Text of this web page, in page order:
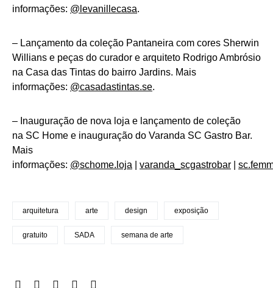
informações: @levanillecasa.
– Lançamento da coleção Pantaneira com cores Sherwin
Willians e peças do curador e arquiteto Rodrigo Ambrósio
na Casa das Tintas do bairro Jardins. Mais
informações: @casadastintas.se.
– Inauguração de nova loja e lançamento de coleção
na SC Home e inauguração do Varanda SC Gastro Bar.
Mais
informações: @schome.loja varanda_scgastrobar
arquitetura arte design exposição
gratuito SADA semana de arte